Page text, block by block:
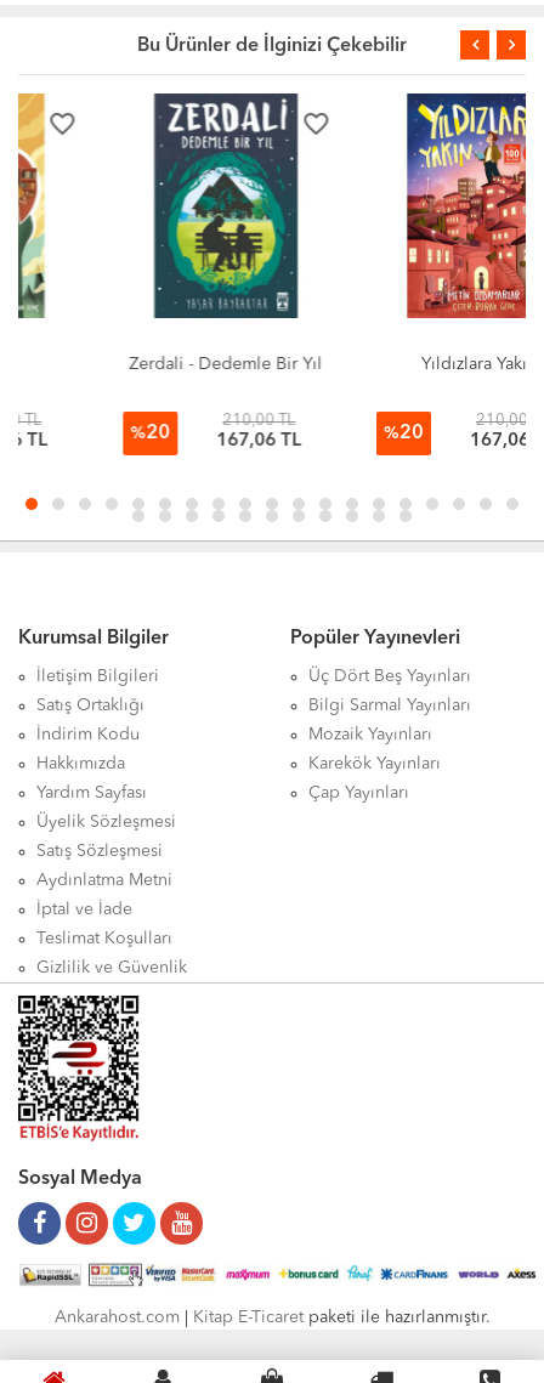
Bu Ürünler de İlginizi Çekebilir
favorite_border
Zerdali - Dedemle Bir Yıl
210,00 TL
167,06 TL
favorite_border
Yıldızlara Yakın
210,00 TL
167,06 TL
Kurumsal Bilgiler
İletişim Bilgileri
Satış Ortaklığı
İndirim Kodu
Hakkımızda
Yardım Sayfası
Üyelik Sözleşmesi
Satış Sözleşmesi
Aydınlatma Metni
İptal ve İade
Teslimat Koşulları
Gizlilik ve Güvenlik
Popüler Yayınevleri
Üç Dört Beş Yayınları
Bilgi Sarmal Yayınları
Mozaik Yayınları
Karekök Yayınları
Çap Yayınları
Sosyal Medya
Ankarahost.com Kitap E-Ticaretpaketi ile hazırlanmıştır.